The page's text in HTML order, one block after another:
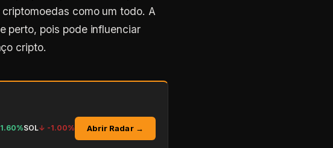
como um todo. A
perto, pois pode influenciar
cripto.
SOL↓ -1.00% Abrir Radar →